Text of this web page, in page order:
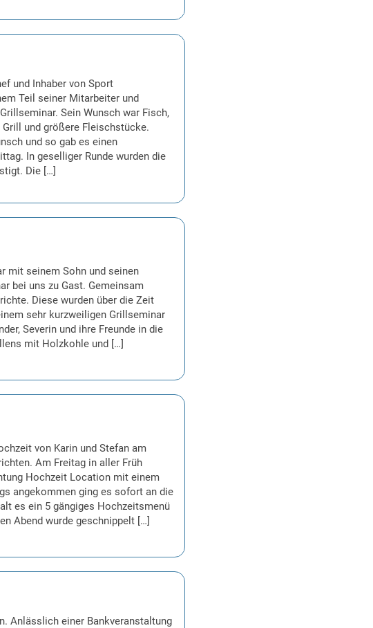
und Inhaber von Sport
Teil seiner Mitarbeiter und
Sein Wunsch war Fisch,
und größere Fleischstücke.
und so gab es einen
In geselliger Runde wurden die
Die […]
mit seinem Sohn und seinen
bei uns zu Gast. Gemeinsam
Diese wurden über die Zeit
sehr kurzweiligen Grillseminar
Severin und ihre Freunde in die
mit Holzkohle und […]
von Karin und Stefan am
Am Freitag in aller Früh
Hochzeit Location mit einem
angekommen ging es sofort an die
es ein 5 gängiges Hochzeitsmenü
Abend wurde geschnippelt […]
Anlässlich einer Bankveranstaltung